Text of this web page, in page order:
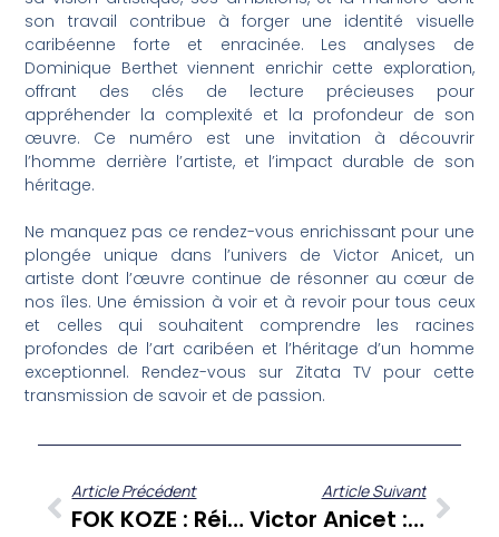
son travail contribue à forger une identité visuelle
caribéenne forte et enracinée. Les analyses de
Dominique Berthet viennent enrichir cette exploration,
offrant des clés de lecture précieuses pour
appréhender la complexité et la profondeur de son
œuvre. Ce numéro est une invitation à découvrir
l’homme derrière l’artiste, et l’impact durable de son
héritage.
Ne manquez pas ce rendez-vous enrichissant pour une
plongée unique dans l’univers de Victor Anicet, un
artiste dont l’œuvre continue de résonner au cœur de
nos îles. Une émission à voir et à revoir pour tous ceux
et celles qui souhaitent comprendre les racines
profondes de l’art caribéen et l’héritage d’un homme
exceptionnel. Rendez-vous sur Zitata TV pour cette
transmission de savoir et de passion.
Article Précédent
FOK KOZE : Réinsertion, Réhabilitation – Quels Chemins Pour Une Seconde Chance En Outre-Mer ?
Article Suivant
Victor Anicet : Un Maître De L’art Caribéen Entre Histoire Amérindienne Et Terre Martiniquaise